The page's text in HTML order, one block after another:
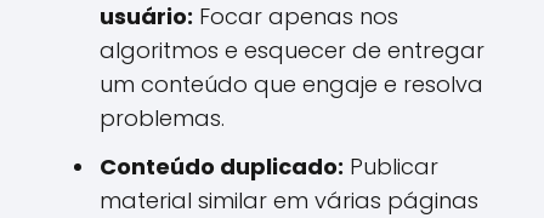
usuário: Focar apenas nos
algoritmos e esquecer de entregar
um conteúdo que engaje e resolva
problemas.
Conteúdo duplicado: Publicar
material similar em várias páginas